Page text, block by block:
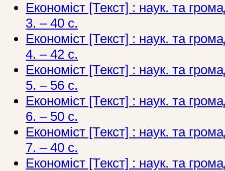
Економіст [Текст] : наук. та
3. – 40 с.
Економіст [Текст] : наук. та
4. – 42 с.
Економіст [Текст] : наук. та
5. – 56 с.
Економіст [Текст] : наук. та
6. – 50 с.
Економіст [Текст] : наук. та
7. – 40 с.
Економіст [Текст] : наук. та